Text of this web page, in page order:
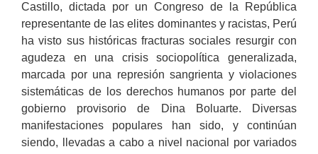
Castillo, dictada por un Congreso de la República
representante de las elites dominantes y racistas, Perú
ha visto sus históricas fracturas sociales resurgir con
agudeza en una crisis sociopolítica generalizada,
marcada por una represión sangrienta y violaciones
sistemáticas de los derechos humanos por parte del
gobierno provisorio de Dina Boluarte. Diversas
manifestaciones populares han sido, y continúan
siendo, llevadas a cabo a nivel nacional por variados